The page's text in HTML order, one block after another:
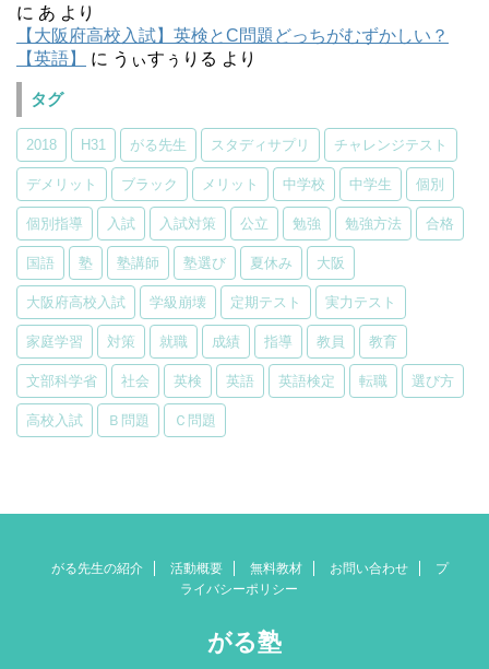
に あ より
【大阪府高校入試】英検とC問題どっちがむずかしい？
【英語】
に うぃすぅりる より
タグ
2018 H31 がる先生 スタディサプリ チャレンジテスト
デメリット ブラック メリット 中学校 中学生 個別
個別指導 入試 入試対策 公立 勉強 勉強方法 合格
国語 塾 塾講師 塾選び 夏休み 大阪
大阪府高校入試 学級崩壊 定期テスト 実力テスト
家庭学習 対策 就職 成績 指導 教員 教育
文部科学省 社会 英検 英語 英語検定 転職 選び方
高校入試 Ｂ問題 Ｃ問題
がる先生の紹介 活動概要 無料教材 お問い合わせ
プ
ライバシーポリシー
がる塾